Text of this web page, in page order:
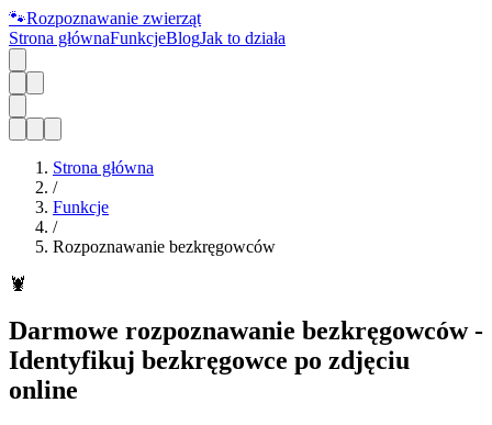
🐾Rozpoznawanie zwierząt
Strona głównaFunkcjeBlogJak to działa
Strona główna
/
Funkcje
/
Rozpoznawanie bezkręgowców
🦞
Darmowe rozpoznawanie bezkręgowców -
Identyfikuj bezkręgowce po zdjęciu
online